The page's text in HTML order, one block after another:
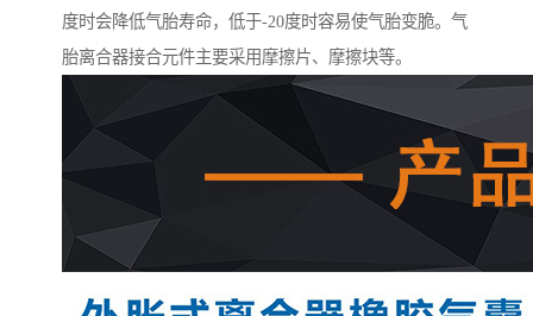
度时会降低气胎寿命，低于-20度时容易使气胎变脆。气
胎离合器接合元件主要采用摩擦片、摩擦块等。